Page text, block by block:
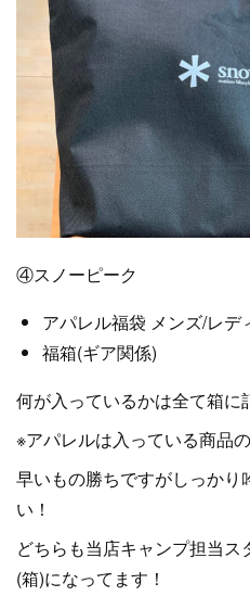
④スノーピーク
アパレル福袋 メンズ/レデ
福箱(ギア関係)
何が入っているかは全て箱に
※アパレルは入っている商品
早いもの勝ちですがしっかり
い！
どちらも当店キャンプ担当
(箱)になってます！